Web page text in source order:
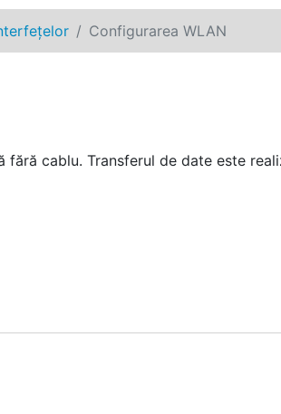
Configurarea WLAN
cablu. Transferul de date este